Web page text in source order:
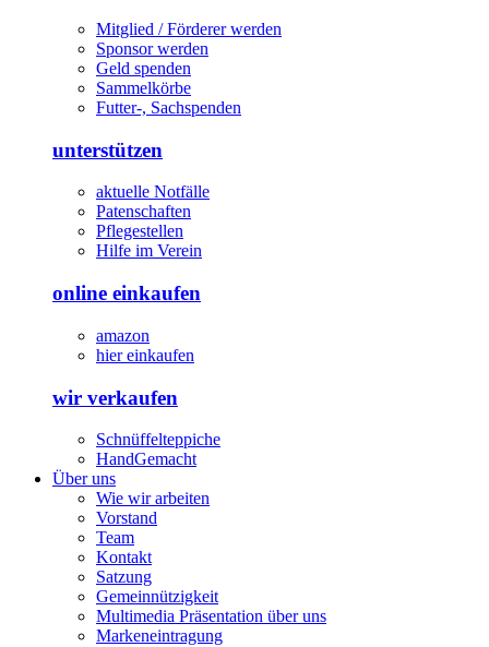
Mitglied / Förderer werden
Sponsor werden
Geld spenden
Sammelkörbe
Futter-, Sachspenden
unterstützen
aktuelle Notfälle
Patenschaften
Pflegestellen
Hilfe im Verein
online einkaufen
amazon
hier einkaufen
wir verkaufen
Schnüffelteppiche
HandGemacht
Über uns
Wie wir arbeiten
Vorstand
Team
Kontakt
Satzung
Gemeinnützigkeit
Multimedia Präsentation über uns
Markeneintragung